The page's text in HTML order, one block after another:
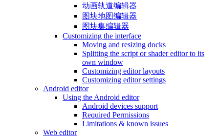
动画轨道编辑器
图块地图编辑器
图块集编辑器
Customizing the interface
Moving and resizing docks
Splitting the script or shader editor to its
own window
Customizing editor layouts
Customizing editor settings
Android editor
Using the Android editor
Android devices support
Required Permissions
Limitations & known issues
Web editor